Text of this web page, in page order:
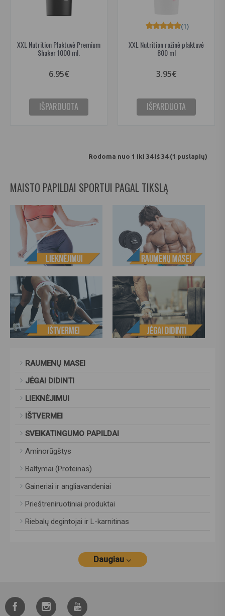
XXL Nutrition Plaktuvė Premium
Shaker 1000 ml.
6.95€
IŠPARDUOTA
XXL Nutrition rožinė plaktuvė
800 ml
(1)
3.95€
IŠPARDUOTA
Rodoma nuo 1 iki 34 iš 34 (1 puslapių)
MAISTO PAPILDAI SPORTUI PAGAL TIKSLĄ
RAUMENŲ MASEI
JĖGAI DIDINTI
LIEKNĖJIMUI
IŠTVERMEI
SVEIKATINGUMO PAPILDAI
Aminorūgštys
Baltymai (Proteinas)
Gaineriai ir angliavandeniai
Prieštreniruotiniai produktai
Riebalų degintojai ir L-karnitinas
Daugiau